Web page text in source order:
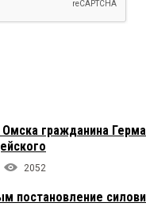
гражданина
2052
постановление